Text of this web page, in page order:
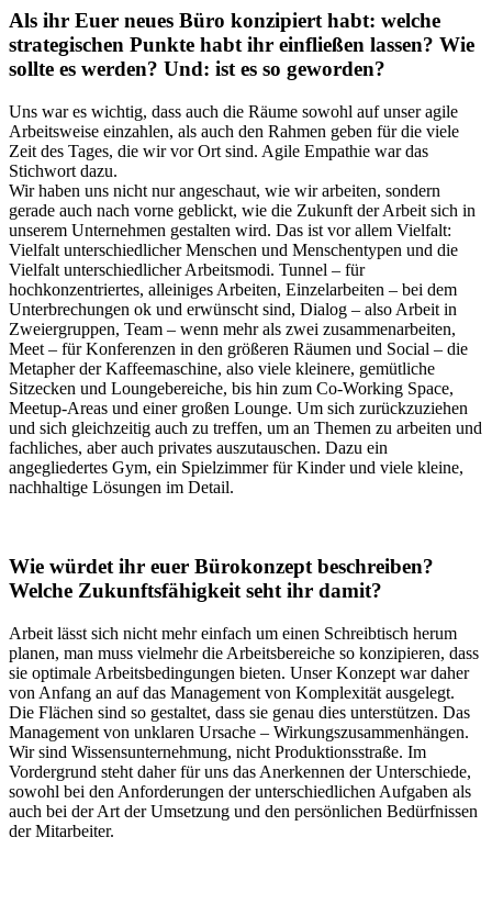
Als ihr Euer neues Büro konzipiert habt: welche
strategischen Punkte habt ihr einfließen lassen? Wie
sollte es werden? Und: ist es so geworden?
Uns war es wichtig, dass auch die Räume sowohl auf unser agile
Arbeitsweise einzahlen, als auch den Rahmen geben für die viele
Zeit des Tages, die wir vor Ort sind. Agile Empathie war das
Stichwort dazu.
Wir haben uns nicht nur angeschaut, wie wir arbeiten, sondern
gerade auch nach vorne geblickt, wie die Zukunft der Arbeit sich in
unserem Unternehmen gestalten wird. Das ist vor allem Vielfalt:
Vielfalt unterschiedlicher Menschen und Menschentypen und die
Vielfalt unterschiedlicher Arbeitsmodi. Tunnel – für
hochkonzentriertes, alleiniges Arbeiten, Einzelarbeiten – bei dem
Unterbrechungen ok und erwünscht sind, Dialog – also Arbeit in
Zweiergruppen, Team – wenn mehr als zwei zusammenarbeiten,
Meet – für Konferenzen in den größeren Räumen und Social – die
Metapher der Kaffeemaschine, also viele kleinere, gemütliche
Sitzecken und Loungebereiche, bis hin zum Co-Working Space,
Meetup-Areas und einer großen Lounge. Um sich zurückzuziehen
und sich gleichzeitig auch zu treffen, um an Themen zu arbeiten und
fachliches, aber auch privates auszutauschen. Dazu ein
angegliedertes Gym, ein Spielzimmer für Kinder und viele kleine,
nachhaltige Lösungen im Detail.
Wie würdet ihr euer Bürokonzept beschreiben?
Welche Zukunftsfähigkeit seht ihr damit?
Arbeit lässt sich nicht mehr einfach um einen Schreibtisch herum
planen, man muss vielmehr die Arbeitsbereiche so konzipieren, dass
sie optimale Arbeitsbedingungen bieten. Unser Konzept war daher
von Anfang an auf das Management von Komplexität ausgelegt.
Die Flächen sind so gestaltet, dass sie genau dies unterstützen. Das
Management von unklaren Ursache – Wirkungszusammenhängen.
Wir sind Wissensunternehmung, nicht Produktionsstraße. Im
Vordergrund steht daher für uns das Anerkennen der Unterschiede,
sowohl bei den Anforderungen der unterschiedlichen Aufgaben als
auch bei der Art der Umsetzung und den persönlichen Bedürfnissen
der Mitarbeiter.